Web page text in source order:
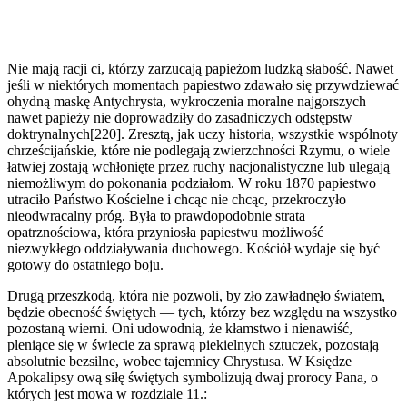
Nie mają racji ci, którzy zarzucają papieżom ludzką słabość. Nawet
jeśli w niektórych momentach papiestwo zdawało się przywdziewać
ohydną maskę Antychrysta, wykroczenia moralne najgorszych
nawet papieży nie doprowadziły do zasadniczych odstępstw
doktrynalnych[220]. Zresztą, jak uczy historia, wszystkie wspólnoty
chrześcijańskie, które nie podlegają zwierzchności Rzymu, o wiele
łatwiej zostają wchłonięte przez ruchy nacjonalistyczne lub ulegają
niemożliwym do pokonania podziałom. W roku 1870 papiestwo
utraciło Państwo Kościelne i chcąc nie chcąc, przekroczyło
nieodwracalny próg. Była to prawdopodobnie strata
opatrznościowa, która przyniosła papiestwu możliwość
niezwykłego oddziaływania duchowego. Kościół wydaje się być
gotowy do ostatniego boju.
Drugą przeszkodą, która nie pozwoli, by zło zawładnęło światem,
będzie obecność świętych — tych, którzy bez względu na wszystko
pozostaną wierni. Oni udowodnią, że kłamstwo i nienawiść,
pleniące się w świecie za sprawą piekielnych sztuczek, pozostają
absolutnie bezsilne, wobec tajemnicy Chrystusa. W Księdze
Apokalipsy ową siłę świętych symbolizują dwaj prorocy Pana, o
których jest mowa w rozdziale 11.: